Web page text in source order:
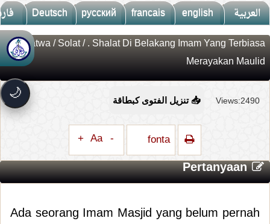
العربية english
francais
русский
Deutsch
🌙
🚀جديد الموقع!
تعرف على أحدث المميزات
سرعة فائقة
واجهة أكثر أناقة وسهولة
🔔إشعارات ذكية
تتابع كل جديد بخطوة واحدة
Fatwa/Solat/ . Shalat Di Belakang Imam Yang Terbiasa
Merayakan Maulid
Views:2490 📥 تنزيل الفتوى كبطاقة
fonta
-
Aa
+
Pertanyaan
Ada seorang Imam Masjid yang belum pernah